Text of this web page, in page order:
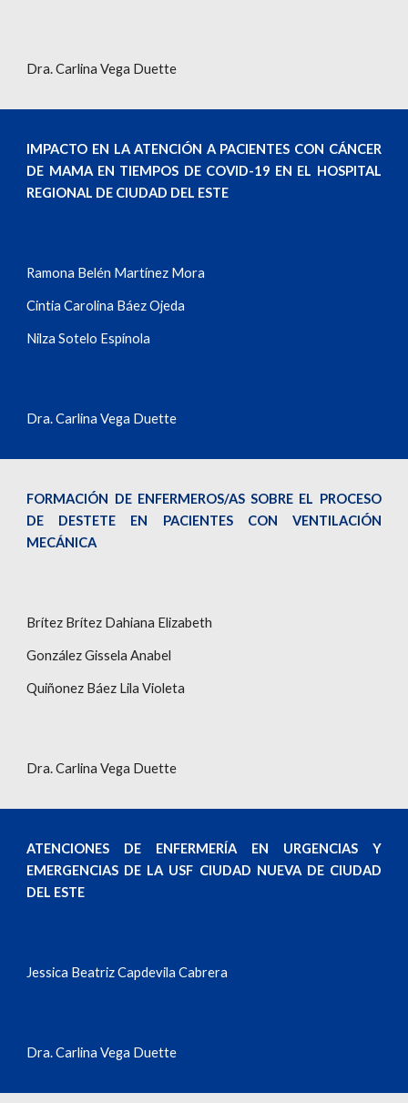
Dra. Carlina Vega Duette
IMPACTO EN LA ATENCIÓN A PACIENTES CON CÁNCER
DE MAMA EN TIEMPOS DE COVID-19 EN EL HOSPITAL
REGIONAL DE CIUDAD DEL ESTE
Ramona Belén Martínez Mora
Cintia Carolina Báez Ojeda
Nilza Sotelo Espínola
Dra. Carlina Vega Duette
FORMACIÓN DE ENFERMEROS/AS SOBRE EL PROCESO
DE DESTETE EN PACIENTES CON VENTILACIÓN
MECÁNICA
Brítez Brítez Dahiana Elizabeth
González Gissela Anabel
Quiñonez Báez Lila Violeta
Dra. Carlina Vega Duette
ATENCIONES DE ENFERMERÍA EN URGENCIAS Y
EMERGENCIAS DE LA USF CIUDAD NUEVA DE CIUDAD
DEL ESTE
Jessica Beatriz Capdevila Cabrera
Dra. Carlina Vega Duette